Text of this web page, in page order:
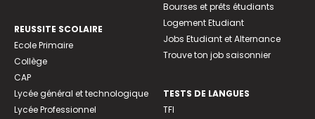
REUSSITE SCOLAIRE
Ecole Primaire
Collège
CAP
Lycée général et technologique
Lycée Professionnel
Bourses et prêts étudiants
Logement Etudiant
Jobs Etudiant et Alternance
Trouve ton job saisonnier
TESTS DE LANGUES
TFI